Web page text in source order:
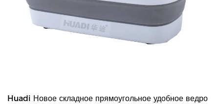
очищать мертвые углы от различных скоплений пыли.-Ручка из
нержавеющей стали: прочная и прочная, долговечная.
Huadi Новое складное прямоугольное удобное ведро